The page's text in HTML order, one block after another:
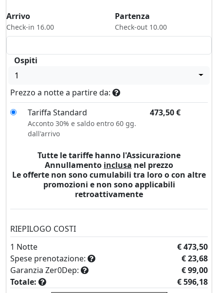
Arrivo
Check-in 16.00
Partenza
Check-out 10.00
Ospiti
1
Prezzo a notte a partire da:
Tariffa Standard
473,50€
Acconto 30% e saldo entro 60 gg.
dall'arrivo
Tutte le tariffe hanno l'Assicurazione
Annullamento inclusa nel prezzo
Le offerte non sono cumulabili tra loro o con altre
promozioni e non sono applicabili
retroattivamente
RIEPILOGO COSTI
1 Notte
€ 473,50
Spese prenotazione:
€ 23,68
Garanzia Zer0Dep:
€ 99,00
Totale:
€ 596,18